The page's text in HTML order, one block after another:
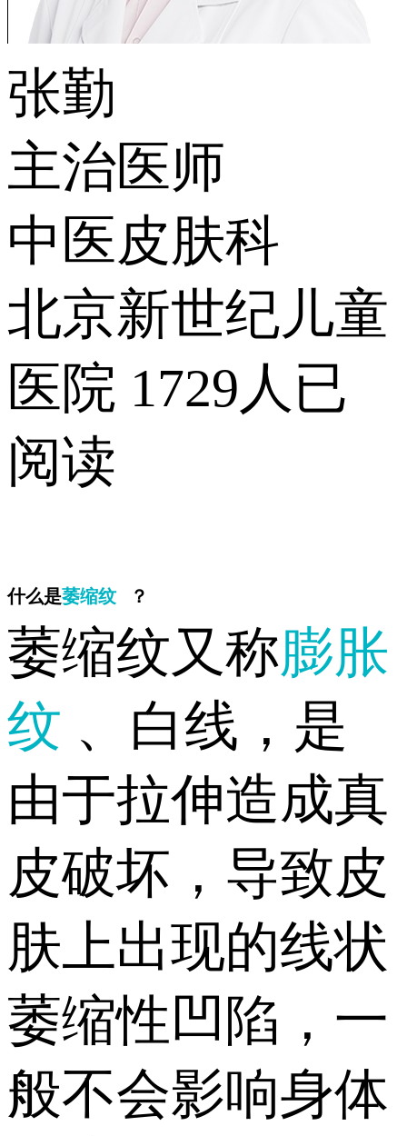
张勤
主治医师
中医皮肤科
北京新世纪儿童
医院 1729人已
阅读
什么是萎缩纹 ？
萎缩纹又称膨胀
纹 、白线，是
由于拉伸造成真
皮破坏，导致皮
肤上出现的线状
萎缩性凹陷，一
般不会影响身体